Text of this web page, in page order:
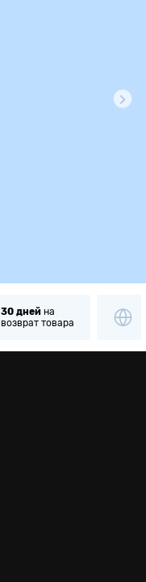
30 дней на
возврат товара